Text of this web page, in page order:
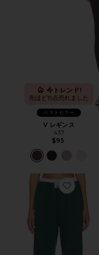
今トレンド!
先ほど15点売れました
ベストセラー
V レギンス
437
$95
Favorite